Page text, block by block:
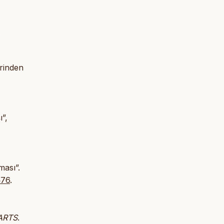
.
.